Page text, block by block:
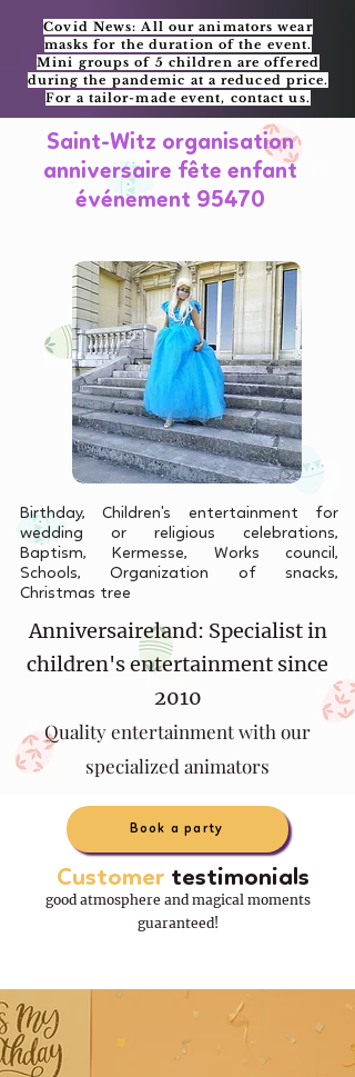
Covid News: All our animators wear
masks for the duration of the event.
Mini groups of 5 children are offered
during the pandemic at a reduced price.
For a tailor-made event, contact us.
Saint-Witz organisation
anniversaire fête enfant
événement 95470
Birthday, Children's entertainment for
wedding or religious celebrations,
Baptism, Kermesse, Works council,
Schools, Organization of snacks,
Christmas tree
Anniversaireland: Specialist in
children's entertainment since
2010
Quality entertainment with our
specialized animators
Book a party
good atmosphere and magical moments
guaranteed!
Customer testimonials